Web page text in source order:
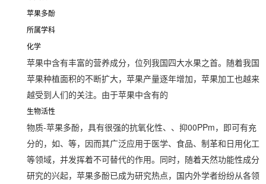
苹果多酚
所属学科
化学
苹果中含有丰富的营养成分，位列我国四大水果之首。随着我国
苹果种植面积的不断扩大，苹果产量逐年增加，苹果加工也越来
越受到人们的关注。由于苹果中含有的
生物活性
物质-苹果多酚，具有很强的抗氧化性、、抑00PPm，即可有充
分的，如、等，因而其广泛应用于医学、食品、制革和日用化工
等领域，并发挥着不可替代的作用。同时，随着天然功能性成分
研究的兴起，苹果多酚已成为研究热点，国内外学者纷纷从各领